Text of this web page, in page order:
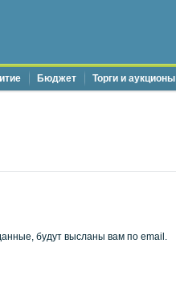
Бюджет Торги и аукционы
будут высланы вам по email.